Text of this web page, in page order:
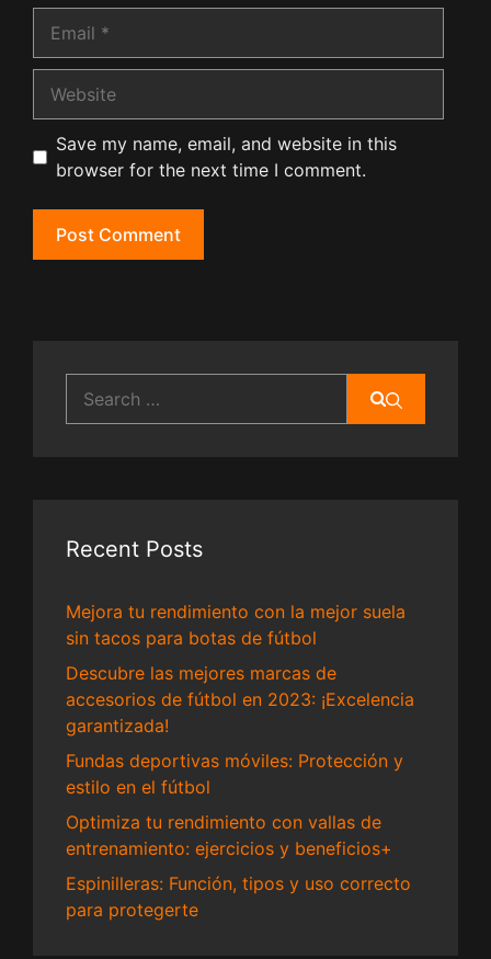
Save my name, email, and website in this
browser for the next time I comment.
for:
Recent Posts
Mejora tu rendimiento con la mejor suela
sin tacos para botas de fútbol
Descubre las mejores marcas de
accesorios de fútbol en 2023: ¡Excelencia
garantizada!
Fundas deportivas móviles: Protección y
estilo en el fútbol
Optimiza tu rendimiento con vallas de
entrenamiento: ejercicios y beneficios+
Espinilleras: Función, tipos y uso correcto
para protegerte